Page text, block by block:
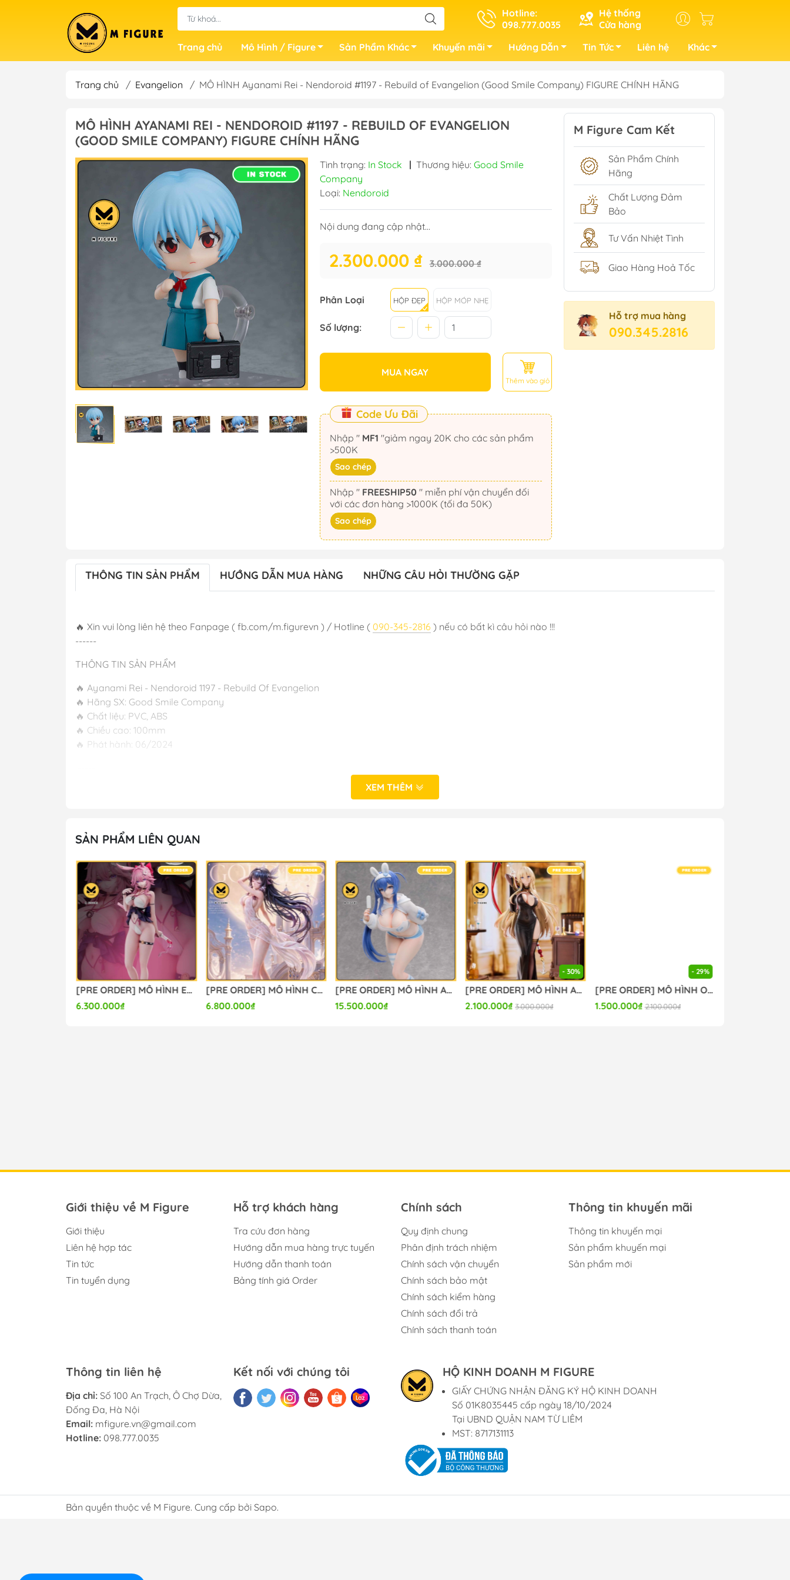
Hotline:
098.777.0035
Hệ thống
Cửa hàng
Trang chủ
Mô Hình / Figure Sản Phẩm Khác Khuyến mãi Hướng Dẫn Tin Tức Liên hệ Khác
Trang chủ / Evangelion / MÔ HÌNH Ayanami Rei - Nendoroid #1197 - Rebuild of Evangelion (Good Smile Company) FIGURE CHÍNH HÃNG
MÔ HÌNH AYANAMI REI - NENDOROID #1197 - REBUILD OF EVANGELION
(GOOD SMILE COMPANY) FIGURE CHÍNH HÃNG
Tình trạng: In Stock | Thương hiệu: Good Smile
Company
Loại: Nendoroid
Nội dung đang cập nhật...
2.300.000 ₫ 3.000.000 ₫
Phân Loại HỘP ĐẸP HỘP MÓP NHẸ
Số lượng:
MUA NGAY
Thêm vào giỏ
Code Ưu Đãi
Nhập " MF1
>500K
Sao chép
Nhập " FREESHIP50" miễn phí vận chuyển đối
với các đơn hàng >1000K (tối đa 50K)
Sao chép
M Figure Cam Kết
Sản Phẩm Chính
Hãng
Chất Lượng Đảm
Bảo
Tư Vấn Nhiệt Tình
Giao Hàng Hoả Tốc
Hỗ trợ mua hàng
090.345.2816
THÔNG TIN SẢN PHẨM HƯỚNG DẪN MUA HÀNG NHỮNG CÂU HỎI THƯỜNG GẶP
🔥 Xin vui lòng liên hệ theo Fanpage ( fb.com/m.figurevn ) / Hotline ( 090-345-2816 ) nếu có bất kì câu hỏi nào !!!
------
THÔNG TIN SẢN PHẨM
🔥 Ayanami Rei - Nendoroid 1197 - Rebuild Of Evangelion
🔥 Hãng SX: Good Smile Company
🔥 Chất liệu: PVC, ABS
🔥 Chiều cao: 100mm
🔥 Phát hành: 06/2024
🔥Website: https://mfigure.com/
#mo_hinh_tinh #nendoroid #gameprize #scalefigure
---
XEM THÊM
SẢN PHẨM LIÊN QUAN
[PRE ORDER] MÔ HÌNH Evanescia - Honkai Star Rail (Summer Studio) FIGURE CHÍNH HÃNG
6.300.000₫
[PRE ORDER] MÔ HÌNH Columbina - Genshin Impact (Hui Gu Niang Studio) FIGURE CHÍNH HÃNG
6.800.000₫
[PRE ORDER] MÔ HÌNH Azur Lane - New Jersey - B-style - 1/3 - Private Quarters Ver. (FREEing, Union Creative International Ltd) FIGURE CHÍNH HÃNG
15.500.000₫
- 30%
[PRE ORDER] MÔ HÌNH Azur Lane - Bismarck - 1/6 (Bear Panda) FIGURE CHÍNH HÃNG
2.100.000₫ 3.000.000₫
- 29%
[PRE ORDER] MÔ HÌNH Original - Kurona - 1/6 (Hapitopi) FIGURE CHÍNH HÃNG
1.500.000₫ 2.100.000₫
Giới thiệu về M Figure
Giới thiệu
Liên hệ hợp tác
Tin tức
Tin tuyển dụng
Hỗ trợ khách hàng
Tra cứu đơn hàng
Hướng dẫn mua hàng trực tuyến
Hướng dẫn thanh toán
Bảng tính giá Order
Chính sách
Quy định chung
Phân định trách nhiệm
Chính sách vận chuyển
Chính sách bảo mật
Chính sách kiểm hàng
Chính sách đổi trả
Chính sách thanh toán
Thông tin khuyến mãi
Thông tin khuyến mại
Sản phẩm khuyến mại
Sản phẩm mới
Thông tin liên hệ
Địa chỉ: Số 100 An Trạch, Ô Chợ Dừa,
Đống Đa, Hà Nội
Email: mfigure.vn@gmail.com
Hotline: 098.777.0035
Kết nối với chúng tôi HỘ KINH DOANH M FIGURE
GIẤY CHỨNG NHẬN ĐĂNG KÝ HỘ KINH DOANH
Số 01K8035445 cấp ngày 18/10/2024
Tại UBND QUẬN NAM TỪ LIÊM
MST: 8717131113
Bản quyền thuộc về M Figure. Cung cấp bởi Sapo.